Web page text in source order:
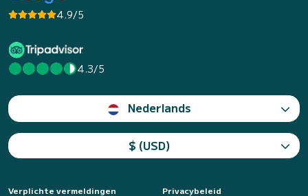
4.9/5
4.3/5
Nederlands
$ (USD)
Verplichte vermeldingen Privacybeleid